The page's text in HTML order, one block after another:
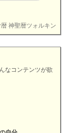
暦 神聖暦ツォルキン
なコンテンツが欲